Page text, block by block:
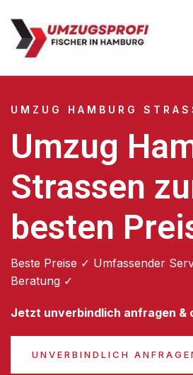
UMZUG HAMBURG
Umzug
Strassen
besten
Beste Preise ✓ Umfassender
Beratung ✓
Jetzt unverbindlich anfragen &
UNVERBINDLICH